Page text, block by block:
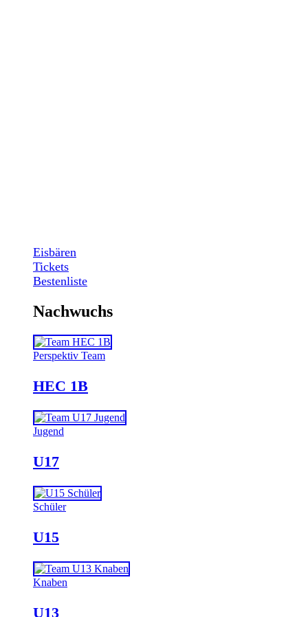
Eisbären
Tickets
Bestenliste
Nachwuchs
Perspektiv Team
HEC 1B
Jugend
U17
Schüler
U15
Knaben
U13